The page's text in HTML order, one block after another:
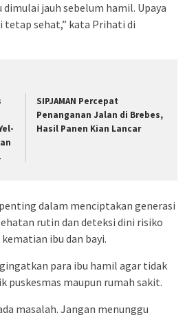
jauh sebelum hamil. Upaya
tetap sehat,” kata Prihati di
SIPJAMAN Percepat
Penanganan Jalan di Brebes,
Hasil Panen Kian Lancar
dalam menciptakan generasi
rutin dan deteksi dini risiko
ibu dan bayi.
para ibu hamil agar tidak
maupun rumah sakit.
masalah. Jangan menunggu